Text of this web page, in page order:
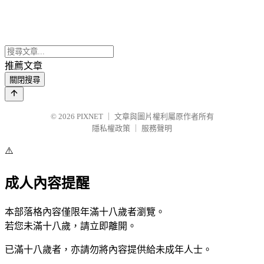
推薦文章
關閉搜尋
© 2026 PIXNET
文章與圖片權利屬原作者所有
隱私權政策
服務聲明
⚠️
成人內容提醒
本部落格內容僅限年滿十八歲者瀏覽。
若您未滿十八歲，請立即離開。
已滿十八歲者，亦請勿將內容提供給未成年人士。